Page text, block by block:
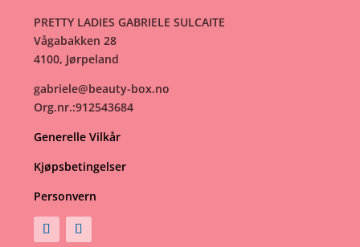
PRETTY LADIES GABRIELE SULCAITE
Vågabakken 28
4100, Jørpeland
gabriele@beauty-box.no
Org.nr.:912543684
Generelle Vilkår
Kjøpsbetingelser
Personvern